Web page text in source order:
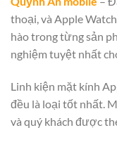
thoại, và Apple
hào trong từng sản
nghiệm tuyệt nhất
Linh kiện mặt kính
đều là loại tốt nhất.
và quý khách được